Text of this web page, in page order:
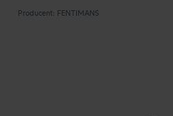
Producent: FENTIMANS